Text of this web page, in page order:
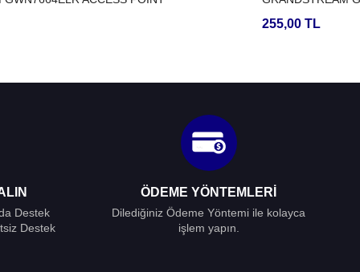
255,00 TL
Destek
Destek
ÖDEME YÖNTEMLERI
Dilediğiniz Ödeme Yöntemi ile kolayca
işlem yapın.